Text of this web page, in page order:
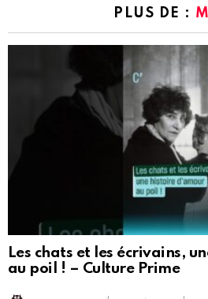
PLUS DE :
Les chats et les écrivains,
au poil ! – Culture Prime